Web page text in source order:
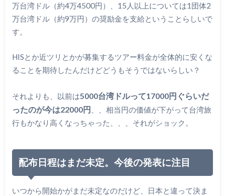
万台湾ドル（約4万4500円）、15人以上については1団体2
万台湾ドル（約9万円）の奨励金を支給ということらしいで
す。
HISとか近ツリとかが募集するツアー料金が全体的に安くな
ることを期待したんだけどどうもそうではないらしい？
それよりも、以前は5000台湾ドルって17000円ぐらいだ
ったのが今は22000円 、、相当円の価値が下がって台湾旅
行もかなり高くなっちゃった、、、それがショック。
配布日程はまだ未定。今後の発表に注目
いつから開始かがまだ未定なのだけど、日本と違って決ま